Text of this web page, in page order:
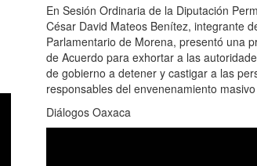
En Sesión Ordinaria de la Diputación
César David Mateos Benítez, integrante
Parlamentario de Morena, presentó una
de Acuerdo para exhortar a las
de gobierno a detener y castigar a las
responsables del envenenamiento
Diálogos Oaxaca